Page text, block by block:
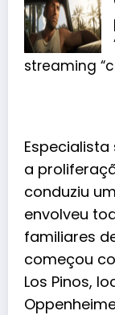
streaming
a
conduziu
envolveu
familiares
começou
Los Pinos,